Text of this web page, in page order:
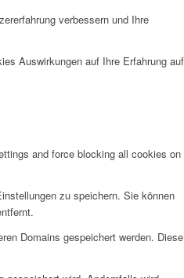
verbessern und Ihre
Auswirkungen auf Ihre Erfahrung auf
and force blocking all cookies on
zu speichern. Sie können
Domains gespeichert werden. Diese